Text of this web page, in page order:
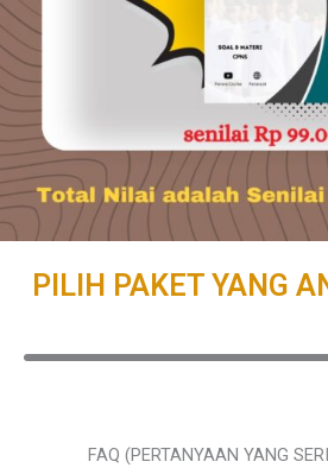
PILIH PAKET YANG
FAQ (PERTANYAAN YANG